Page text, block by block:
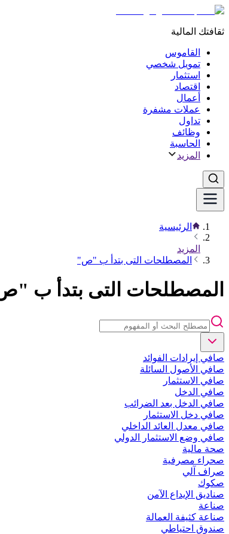
ثقافتك المالية
القاموس
تمويل شخصي
استثمار
اقتصاد
أعمال
عملات مشفرة
تداول
وظائف
الحاسبة
المزيد
الرئيسية
المزيد
المصطلحات التى بتدأ ب "ص"
المصطلحات التى بتدأ ب
صافي إيرادات الفوائد
صافي الأصول السائلة
صافي الاستثمار
صافي الدخل
صافي الدخل بعد الضرائب
صافي دخل الاستثمار
صافي معدل العائد الداخلي
صافي وضع الاستثمار الدولي
صحة مالية
صحراء مصرفية
صراف آلي
صكوك
صناديق الإيداع الآمن
صناعة
صناعة كثيفة العمالة
صندوق احتياطي